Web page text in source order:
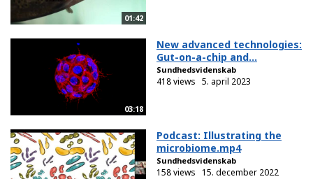
01:42
03:18
New advanced technologies:
Gut-on-a-chip and...
Sundhedsvidenskab
418 views 5. april 2023
Podcast: Illustrating the
microbiome.mp4
Sundhedsvidenskab
158 views 15. december 2022